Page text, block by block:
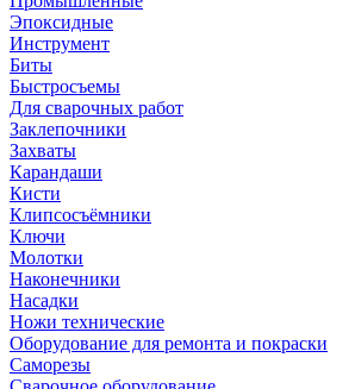
Эпоксидные
Инструмент
Биты
Быстросъемы
Для сварочных работ
Заклепочники
Захваты
Карандаши
Кисти
Клипсосъёмники
Ключи
Молотки
Наконечники
Насадки
Ножи технические
Оборудование для ремонта и покраски
Саморезы